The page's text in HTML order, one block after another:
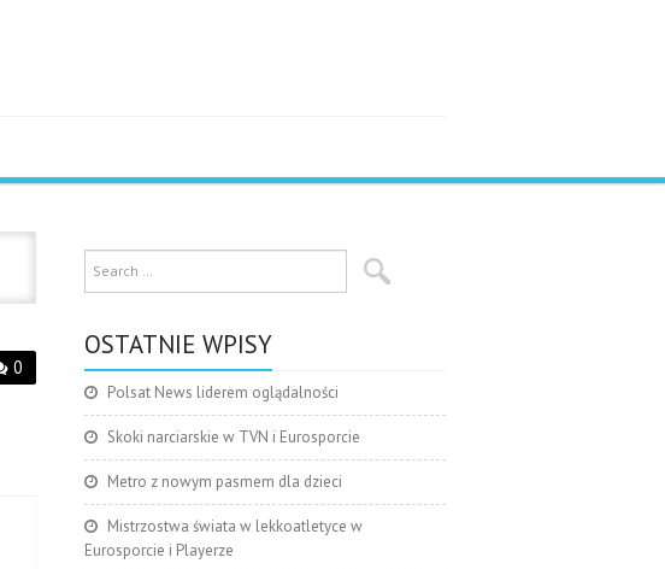
0
OSTATNIE WPISY
Polsat News liderem oglądalności
Skoki narciarskie w TVN i Eurosporcie
Metro z nowym pasmem dla dzieci
Mistrzostwa świata w lekkoatletyce w
Eurosporcie i Playerze